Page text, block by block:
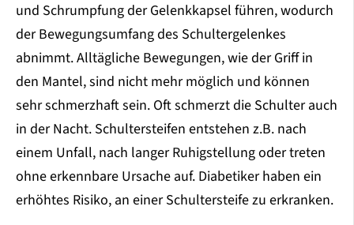
und Schrumpfung der Gelenkkapsel führen, wodurch
der Bewegungsumfang des Schultergelenkes
abnimmt. Alltägliche Bewegungen, wie der Griff in
den Mantel, sind nicht mehr möglich und können
sehr schmerzhaft sein. Oft schmerzt die Schulter auch
in der Nacht. Schultersteifen entstehen z.B. nach
einem Unfall, nach langer Ruhigstellung oder treten
ohne erkennbare Ursache auf. Diabetiker haben ein
erhöhtes Risiko, an einer Schultersteife zu erkranken.